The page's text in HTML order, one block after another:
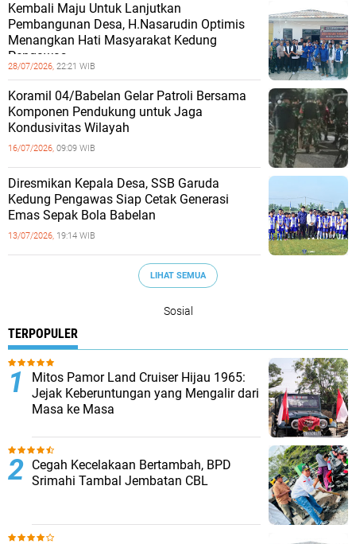
Kembali Maju Untuk Lanjutkan
Pembangunan Desa, H.Nasarudin Optimis
Menangkan Hati Masyarakat Kedung
Pengawas
28/07/2026, 22:21 WIB
Koramil 04/Babelan Gelar Patroli Bersama
Komponen Pendukung untuk Jaga
Kondusivitas Wilayah
16/07/2026, 09:09 WIB
Diresmikan Kepala Desa, SSB Garuda
Kedung Pengawas Siap Cetak Generasi
Emas Sepak Bola Babelan
13/07/2026, 19:14 WIB
LIHAT SEMUA
Sosial
TERPOPULER
Mitos Pamor Land Cruiser Hijau 1965:
Jejak Keberuntungan yang Mengalir dari
Masa ke Masa
Cegah Kecelakaan Bertambah, BPD
Srimahi Tambal Jembatan CBL